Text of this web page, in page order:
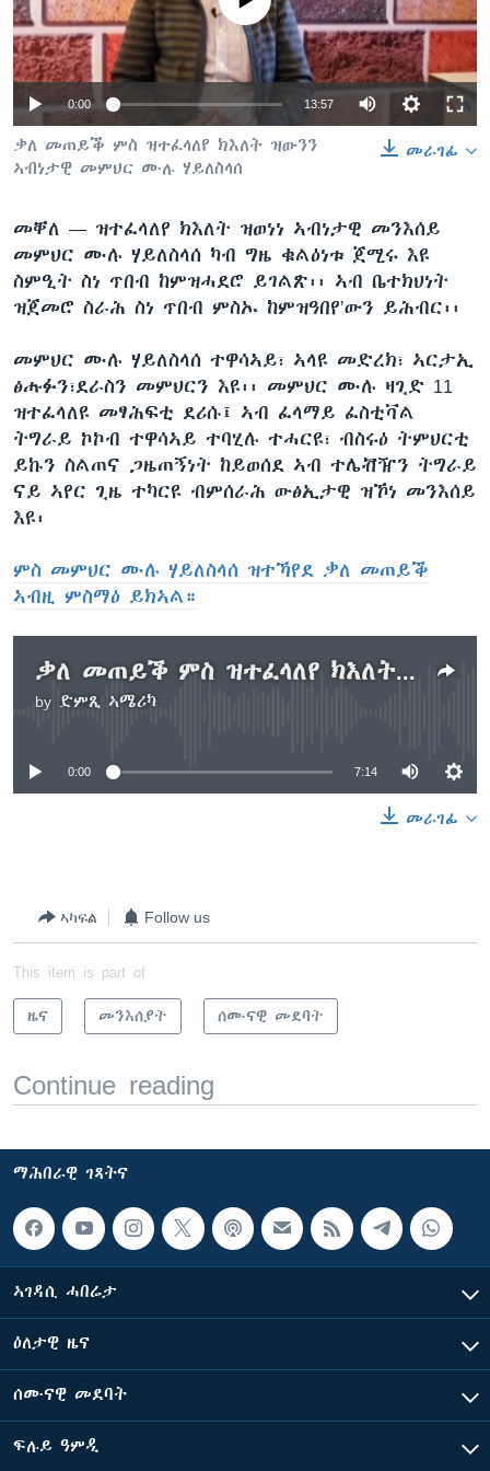
ቂሔ ጽልሚ
ቋንቋታት
0:00 13:57
መራገፊ
ቃለ መጠይቕ ምስ ዝተፈላለየ ክእለት ዝውንን
ኣብነታዊ መምህር ሙሉ ሃይለስላሰ
መቐለ — ዝተፈላለየ ክእለት ዝወነነ ኣብነታዊ መንእሰይ
መምህር ሙሉ ሃይለስላሰ ካብ ግዜ ቁልዕነቱ ጀሚሩ እዩ
ስምዒት ስነ ጥበብ ከምዝሓደሮ ይገልጽ፡፡ ኣብ ቤተክህነት
ዝጀመሮ ስራሕ ስነ ጥበብ ምስኡ ከምዝዓበየ’ውን ይሕብር፡፡
መምህር ሙሉ ሃይለስላሰ ተዋሳኣይ፣ ኣላዩ መድረክ፣ ኣርታኢ
ፅሑፉን፣ደራስን መምህርን እዩ፡፡ መምህር ሙሉ ዛጊድ 11
ዝተፈላለዩ መፃሕፍቲ ደሪሱ፤ ኣብ ፈላማይ ፈስቲቫል
ትግራይ ኮኮብ ተዋሳኣይ ተባሂሉ ተሓርዩ፣ ብስሩዕ ትምህርቲ
ይኩን ስልጠና ጋዜጠኝነት ከይወሰደ ኣብ ተሌቭዥን ትግራይ
ናይ ኣየር ጊዜ ተካርዩ ብምሰራሕ ውፅኢታዊ ዝኾነ መንእሰይ
እዩ፡
ምስ መምህር ሙሉ ሃይለስላሰ ዝተኻየደ ቃለ መጠይቕ
ኣብዚ ምስማዕ ይክኣል።
ቃለ መጠይቕ ምስ ዝተፈላለየ ክእለት ዝውንን ኣብነታዊ መምህር ሙሉ ሃይለስላሰ
by ድምጺ ኣሜሪካ
No media source currently available
0:00 7:14
መራገፊ
ኣካፍል Follow us
This item is part of
ዜና መንእሰያት ሰሙናዊ መደባት
Continue reading
ማሕበራዊ ገጻትና
ኣገዳሲ ሓበሬታ
ዕለታዊ ዜና
ሰሙናዊ መደባት
ፍሉይ ዓምዲ